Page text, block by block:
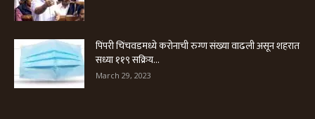
पिंपरी चिंचवडमध्ये करोनाची रुग्ण संख्या वाढली असून शहरात
सध्या ११९ सक्रिय...
March 29, 2023